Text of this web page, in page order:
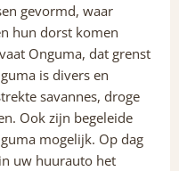
gevormd, waar
hun dorst komen
Onguma, dat grenst
is divers en
savannes, droge
Ook zijn begeleide
mogelijk. Op dag
uw huurauto het